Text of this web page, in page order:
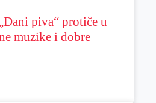
piva“ protiče u
muzike i dobre